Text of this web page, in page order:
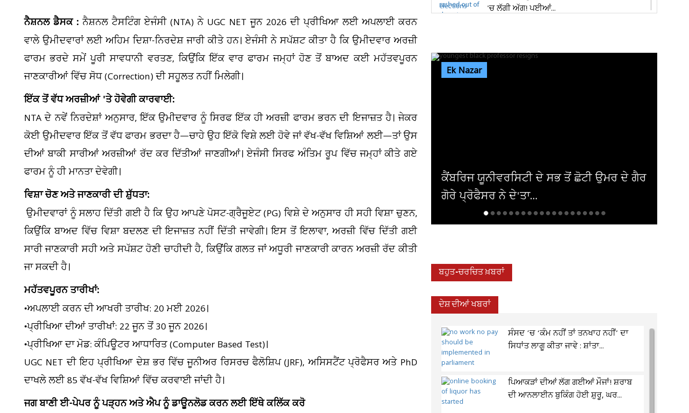
ਨੈਸ਼ਨਲ ਡੈਸਕ : ਨੈਸ਼ਨਲ ਟੈਸਟਿੰਗ ਏਜੰਸੀ (NTA) ਨੇ UGC NET ਜੂਨ 2026 ਦੀ ਪ੍ਰੀਖਿਆ ਲਈ ਅਪਲਾਈ ਕਰਨ
ਵਾਲੇ ਉਮੀਦਵਾਰਾਂ ਲਈ ਅਹਿਮ ਦਿਸ਼ਾ-ਨਿਰਦੇਸ਼ ਜਾਰੀ ਕੀਤੇ ਹਨ। ਏਜੰਸੀ ਨੇ ਸਪੱਸ਼ਟ ਕੀਤਾ ਹੈ ਕਿ ਉਮੀਦਵਾਰ ਅਰਜ਼ੀ
ਫਾਰਮ ਭਰਦੇ ਸਮੇਂ ਪੂਰੀ ਸਾਵਧਾਨੀ ਵਰਤਣ, ਕਿਉਂਕਿ ਇੱਕ ਵਾਰ ਫਾਰਮ ਜਮ੍ਹਾਂ ਹੋਣ ਤੋਂ ਬਾਅਦ ਕਈ ਮਹੱਤਵਪੂਰਨ
ਜਾਣਕਾਰੀਆਂ ਵਿੱਚ ਸੋਧ (Correction) ਦੀ ਸਹੂਲਤ ਨਹੀਂ ਮਿਲੇਗੀ।
ਇੱਕ ਤੋਂ ਵੱਧ ਅਰਜ਼ੀਆਂ 'ਤੇ ਹੋਵੇਗੀ ਕਾਰਵਾਈ:
NTA ਦੇ ਨਵੇਂ ਨਿਰਦੇਸ਼ਾਂ ਅਨੁਸਾਰ, ਇੱਕ ਉਮੀਦਵਾਰ ਨੂੰ ਸਿਰਫ ਇੱਕ ਹੀ ਅਰਜ਼ੀ ਫਾਰਮ ਭਰਨ ਦੀ ਇਜਾਜ਼ਤ ਹੈ। ਜੇਕਰ
ਕੋਈ ਉਮੀਦਵਾਰ ਇੱਕ ਤੋਂ ਵੱਧ ਫਾਰਮ ਭਰਦਾ ਹੈ—ਚਾਹੇ ਉਹ ਇੱਕੋ ਵਿਸ਼ੇ ਲਈ ਹੋਵੇ ਜਾਂ ਵੱਖ-ਵੱਖ ਵਿਸ਼ਿਆਂ ਲਈ—ਤਾਂ ਉਸ
ਦੀਆਂ ਬਾਕੀ ਸਾਰੀਆਂ ਅਰਜ਼ੀਆਂ ਰੱਦ ਕਰ ਦਿੱਤੀਆਂ ਜਾਣਗੀਆਂ। ਏਜੰਸੀ ਸਿਰਫ ਅੰਤਿਮ ਰੂਪ ਵਿੱਚ ਜਮ੍ਹਾਂ ਕੀਤੇ ਗਏ
ਫਾਰਮ ਨੂੰ ਹੀ ਮਾਨਤਾ ਦੇਵੇਗੀ।
ਵਿਸ਼ਾ ਚੋਣ ਅਤੇ ਜਾਣਕਾਰੀ ਦੀ ਸ਼ੁੱਧਤਾ:
ਉਮੀਦਵਾਰਾਂ ਨੂੰ ਸਲਾਹ ਦਿੱਤੀ ਗਈ ਹੈ ਕਿ ਉਹ ਆਪਣੇ ਪੋਸਟ-ਗ੍ਰੈਜੂਏਟ (PG) ਵਿਸ਼ੇ ਦੇ ਅਨੁਸਾਰ ਹੀ ਸਹੀ ਵਿਸ਼ਾ ਚੁਣਨ,
ਕਿਉਂਕਿ ਬਾਅਦ ਵਿੱਚ ਵਿਸ਼ਾ ਬਦਲਣ ਦੀ ਇਜਾਜ਼ਤ ਨਹੀਂ ਦਿੱਤੀ ਜਾਵੇਗੀ। ਇਸ ਤੋਂ ਇਲਾਵਾ, ਅਰਜ਼ੀ ਵਿੱਚ ਦਿੱਤੀ ਗਈ
ਸਾਰੀ ਜਾਣਕਾਰੀ ਸਹੀ ਅਤੇ ਸਪੱਸ਼ਟ ਹੋਣੀ ਚਾਹੀਦੀ ਹੈ, ਕਿਉਂਕਿ ਗਲਤ ਜਾਂ ਅਧੂਰੀ ਜਾਣਕਾਰੀ ਕਾਰਨ ਅਰਜ਼ੀ ਰੱਦ ਕੀਤੀ
ਜਾ ਸਕਦੀ ਹੈ।
ਮਹੱਤਵਪੂਰਨ ਤਾਰੀਖਾਂ:
•ਅਪਲਾਈ ਕਰਨ ਦੀ ਆਖਰੀ ਤਾਰੀਖ: 20 ਮਈ 2026।
•ਪ੍ਰੀਖਿਆ ਦੀਆਂ ਤਾਰੀਖਾਂ: 22 ਜੂਨ ਤੋਂ 30 ਜੂਨ 2026।
•ਪ੍ਰੀਖਿਆ ਦਾ ਮੋਡ: ਕੰਪਿਊਟਰ ਆਧਾਰਿਤ (Computer Based Test)।
UGC NET ਦੀ ਇਹ ਪ੍ਰੀਖਿਆ ਦੇਸ਼ ਭਰ ਵਿੱਚ ਜੂਨੀਅਰ ਰਿਸਰਚ ਫੈਲੋਸ਼ਿਪ (JRF), ਅਸਿਸਟੈਂਟ ਪ੍ਰੋਫੈਸਰ ਅਤੇ PhD
ਦਾਖਲੇ ਲਈ 85 ਵੱਖ-ਵੱਖ ਵਿਸ਼ਿਆਂ ਵਿੱਚ ਕਰਵਾਈ ਜਾਂਦੀ ਹੈ।
ਜਗ ਬਾਣੀ ਈ-ਪੇਪਰ ਨੂੰ ਪੜ੍ਹਨ ਅਤੇ ਐਪ ਨੂੰ ਡਾਊਨਲੋਡ ਕਰਨ ਲਈ ਇੱਥੇ ਕਲਿੱਕ ਕਰੋ
'ਚ ਲੱਗੀ ਅੱਗ! ਪਈਆਂ...
Ek Nazar
ਕੈਂਬਰਿਜ ਯੂਨੀਵਰਸਿਟੀ ਦੇ ਸਭ ਤੋਂ ਛੋਟੀ ਉਮਰ ਦੇ ਗੈਰ
ਅਮਰੀਕਾ ਨੇ ਇਰਾਕੀ ਏਅਰਾਲਾਈਨ ਤੋਂ ਹਟਾਈ
ਪਾਬੰਦੀ
ਬਹੁਤ-ਚਰਚਿਤ ਖ਼ਬਰਾਂ
ਦੇਸ਼ ਦੀਆਂ ਖਬਰਾਂ
ਸੰਸਦ ’ਚ ‘ਕੰਮ ਨਹੀਂ ਤਾਂ ਤਨਖਾਹ ਨਹੀਂ’ ਦਾ
ਸਿਧਾਂਤ ਲਾਗੂ ਕੀਤਾ ਜਾਵੇ : ਸ਼ਾਂਤਾ...
ਪਿਆਕੜਾਂ ਦੀਆਂ ਲੱਗ ਗਈਆਂ ਮੌਜਾਂ! ਸ਼ਰਾਬ
ਦੀ ਆਨਲਾਈਨ ਬੁਕਿੰਗ ਹੋਈ ਸ਼ੁਰੂ, ਘਰ...